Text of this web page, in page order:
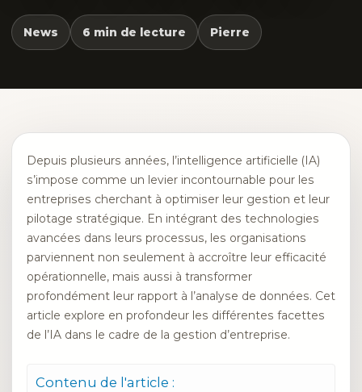
News 6 min de lecture Pierre
Depuis plusieurs années, l’intelligence artificielle (IA)
s’impose comme un levier incontournable pour les
entreprises cherchant à optimiser leur gestion et leur
pilotage stratégique. En intégrant des technologies
avancées dans leurs processus, les organisations
parviennent non seulement à accroître leur efficacité
opérationnelle, mais aussi à transformer
profondément leur rapport à l’analyse de données. Cet
article explore en profondeur les différentes facettes
de l’IA dans le cadre de la gestion d’entreprise.
Contenu de l'article :